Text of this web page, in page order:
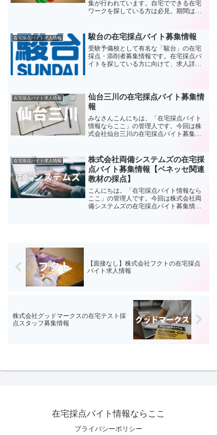
集が行われています。自宅でできる在宅
ワークを探している方は必見。期間は短
の求人です。注目のデジタル採点式アル
バイトです。
在宅採点バイト求人情報 駿台の在宅採点バイト募集情報
受験予備校として有名な「駿台」の在宅
採点・添削者募集情報です。在宅採点バ
イトを探している方に向けて、求人詳細
在宅採点バイト求人情報
仙台三川の在宅採点バイト募集情
報
みなさんこんにちは。「在宅採点バイト
情報ならここ」の管理人です。今回は株
式会社仙台三川の在宅採点バイト募集情
考にして下さい。仙台三川概要仙台三川
は、コンピュータシステム...
在宅採点バイト求人情報
株式会社両備システムズの在宅採
点バイト募集情報【ベネッセ関連
教材の採点】
こんにちは。「在宅採点バイト情報なら
ここ」の管理人です。今回は株式会社両
備システムズの在宅採点バイト募集情報
【面接なし】株式会社フクトの在宅採点
バイト求人情報
株式会社グッドマークスの在宅テスト採
点スタッフ募集情報
在宅採点バイト情報ならここ
プライバシーポリシー